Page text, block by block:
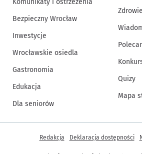
Komunikaty i ostrzeżenia
Bezpieczny Wrocław
Inwestycje
Wrocławskie osiedla
Gastronomia
Edukacja
Dla seniorów
Quizy
Mapa
Inne informacje
Redakcja Deklaracja dostępności